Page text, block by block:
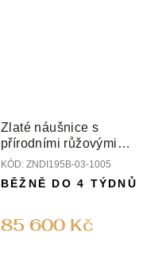
Zlaté náušnice s
přírodními růžovými
turmalíny a diamanty
KÓD: ZNDI195B-03-1005
85 600 Kč
BĚŽNĚ DO 4 TÝDNŮ